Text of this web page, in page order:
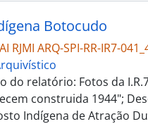
Botocudo
RJMI ARQ-SPI-RR-IR7-
do relatório: Fotos da
construida 1944";
Indígena de Atração